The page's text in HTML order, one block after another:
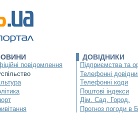
повідомлення
ДОВІДНИКИ
Підприємства та
Телефонні
Телефонні коди
Поштові індекси
Дім. Сад. Город.
Прогноз погоди в